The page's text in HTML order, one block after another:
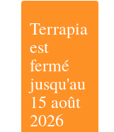
Terrapia
est
fermé
jusqu'au
15 août
2026